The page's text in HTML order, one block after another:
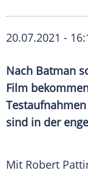
20.07.2021 -
Nach Batman
Film
Testaufnahmen
sind in der
Mit Robert